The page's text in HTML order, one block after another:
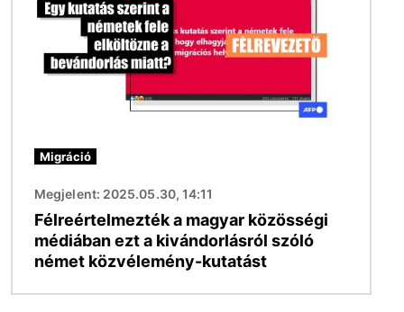
Migráció
Megjelent: 2025.05.30, 14:11
Félreértelmezték a magyar közösségi
médiában ezt a kivándorlásról szóló
német közvélemény-kutatást